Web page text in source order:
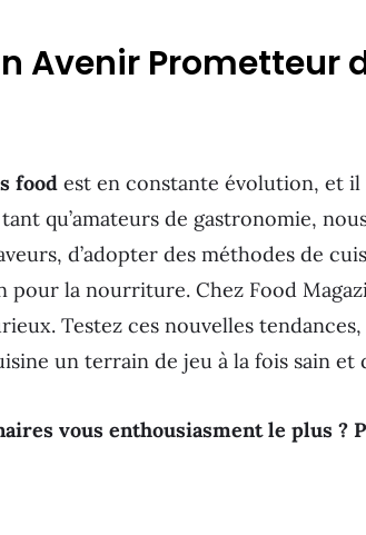
Avenir Prometteur
food est en constante évolution, et
qu’amateurs de gastronomie,
d’adopter des méthodes de
la nourriture. Chez Food
Testez ces nouvelles
un terrain de jeu à la fois sain et
vous enthousiasment le plus ?